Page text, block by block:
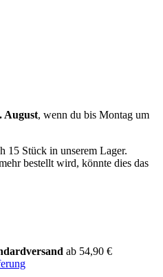
August, wenn du bis Montag um
15 Stück in unserem Lager.
bestellt wird, könnte dies das
ab 54,90 €